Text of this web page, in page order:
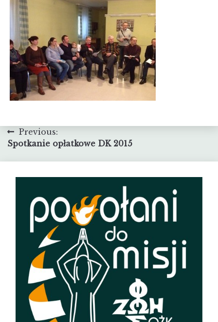
Nawigacja
wpisu
Previous:
Spotkanie opłatkowe DK 2015